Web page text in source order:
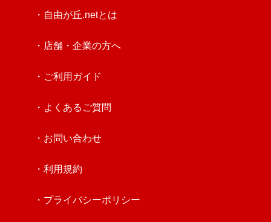
・自由が丘.netとは
・店舗・企業の方へ
・ご利用ガイド
・よくあるご質問
・お問い合わせ
・利用規約
・プライバシーポリシー